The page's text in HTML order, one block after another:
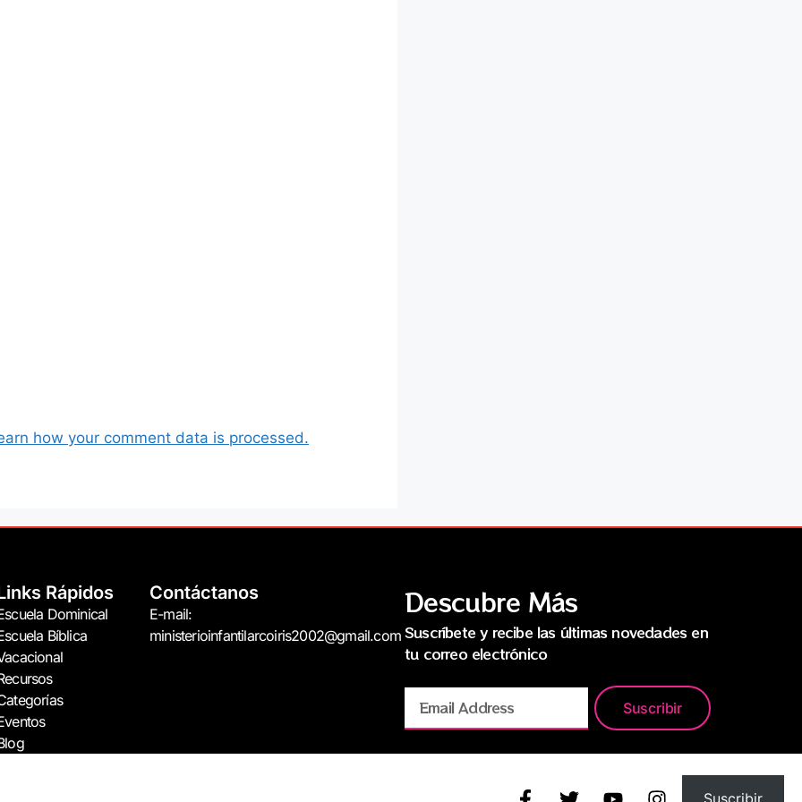
how your comment data is processed.
Rápidos
Dominical
Bíblica
Contáctanos
E-mail:
ministerioinfantilarcoiris2002@gmail.com
Descubre Más
Suscríbete y recibe las últimas novedades en
tu correo electrónico
Suscribir
Suscribir